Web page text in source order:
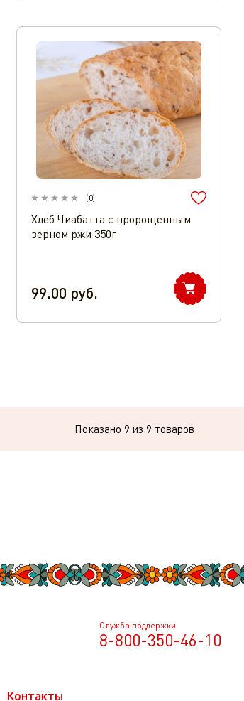
(0)
Хлеб Чиабатта с пророщенным
зерном ржи 350г
99.00 руб.
Показано 9 из 9 товаров
Служба поддержки
8-800-350-46-10
Контакты